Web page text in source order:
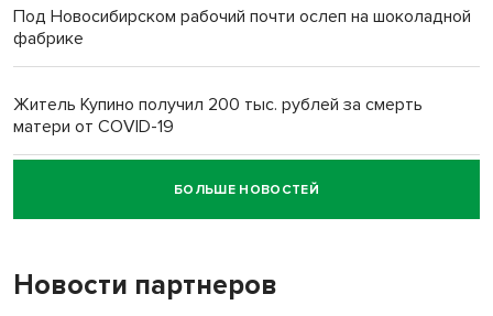
Под Новосибирском рабочий почти ослеп на шоколадной
фабрике
Житель Купино получил 200 тыс. рублей за смерть
матери от COVID-19
Новосибирский суд наказал водителя за смерть
пенсионерки на вокзале
«Мы живём на пастбище!»: в новосибирском селе лошади
терроризируют жителей
БОЛЬШЕ НОВОСТЕЙ
Новости партнеров